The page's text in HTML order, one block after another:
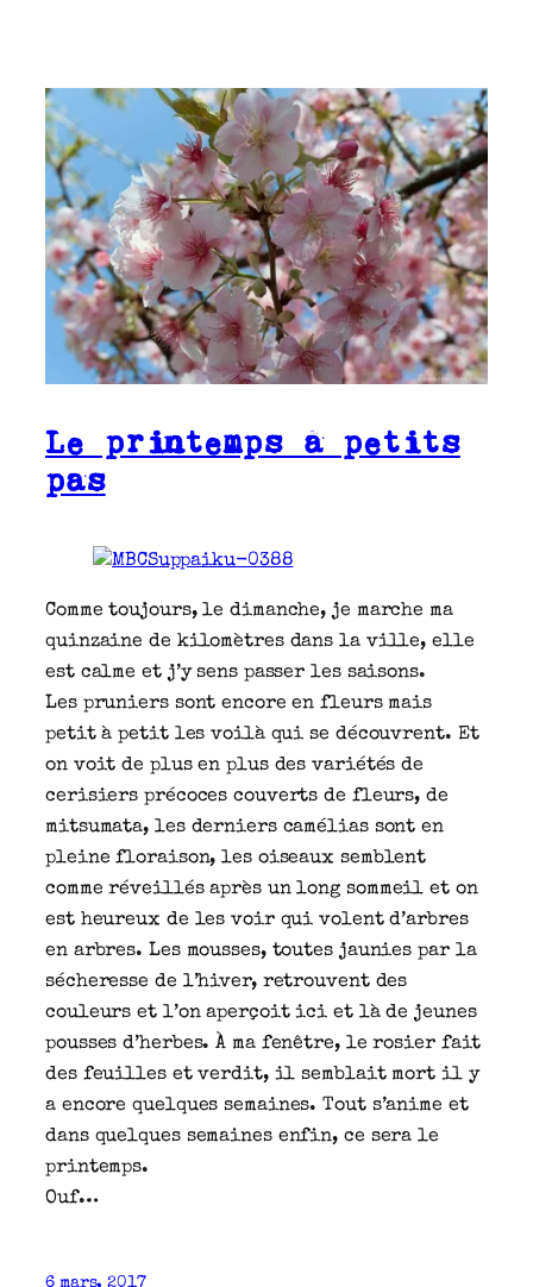
Le printemps à petits
pas
Comme toujours, le dimanche, je marche ma
quinzaine de kilomètres dans la ville, elle
est calme et j’y sens passer les saisons.
Les pruniers sont encore en fleurs mais
petit à petit les voilà qui se découvrent. Et
on voit de plus en plus des variétés de
cerisiers précoces couverts de fleurs, de
mitsumata, les derniers camélias sont en
pleine floraison, les oiseaux semblent
comme réveillés après un long sommeil et on
est heureux de les voir qui volent d’arbres
en arbres. Les mousses, toutes jaunies par la
sécheresse de l’hiver, retrouvent des
couleurs et l’on aperçoit ici et là de jeunes
pousses d’herbes. À ma fenêtre, le rosier fait
des feuilles et verdit, il semblait mort il y
a encore quelques semaines. Tout s’anime et
dans quelques semaines enfin, ce sera le
printemps.
Ouf…
6 mars, 2017